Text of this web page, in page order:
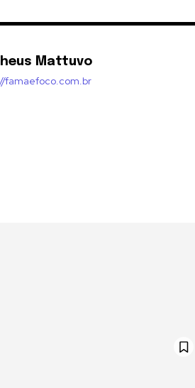
Mattuvo
famaefoco.com.br